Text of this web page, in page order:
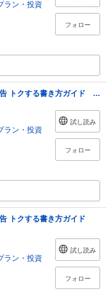
ラン・投資
フォロー
トクする書き方ガイド ...
ラン・投資
試し読み
フォロー
トクする書き方ガイド
ラン・投資
試し読み
フォロー